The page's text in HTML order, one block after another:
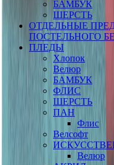
БАМБУК
ШЕРСТЬ
ОТДЕЛЬНЫЕ
ПОСТЕЛЬНОГО
ПЛЕДЫ
Хлопок
Велюр
БАМБУК
ФЛИС
ШЕРСТЬ
ПАН
Флис
Велсофт
Велюр